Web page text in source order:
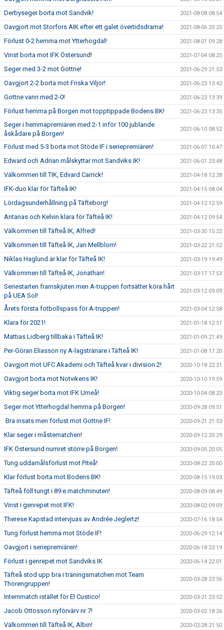
Derbyseger borta mot Sandvik! 2021-08-08 08:54
Oavgjort mot Storfors AIK efter ett galet övertidsdrama! 2021-08-06 20:25
Förlust 0-2 hemma mot Ytterhogdal! 2021-08-01 09:28
Vinst borta mot IFK Östersund! 2021-07-04 08:25
Seger med 3-2 mot Gottne! 2021-06-29 21:53
Oavgjort 2-2 borta mot Friska Viljor! 2021-06-23 13:42
Gottne vann med 2-0! 2021-06-23 13:39
Förlust hemma på Borgen mot topptippade Bodens BK! 2021-06-23 13:35
Seger i hemmapremiären med 2-1 inför 100 jublande
åskådare på Borgen!
2021-06-10 08:52
Förlust med 5-3 borta mot Stöde IF i seriepremiären! 2021-06-07 10:47
Edward och Adrian målskyttar mot Sandviks IK! 2021-06-01 23:48
Välkommen till TIK, Edvard Carrick! 2021-04-18 12:28
IFK-duo klar för Täfteå IK! 2021-04-15 08:04
Lördagsunderhållning på Täfteborg! 2021-04-12 12:59
Antanas och Kelvin klara för Täfteå IK! 2021-04-12 09:54
Välkommen till Täfteå IK, Alfred! 2021-03-30 15:22
Välkommen till Täfteå IK, Jan Mellblom! 2021-03-22 21:52
Niklas Haglund är klar för Täfteå IK! 2021-03-19 19:49
Välkommen till Täfteå IK, Jonathan! 2021-03-17 17:53
Seriestarten framskjuten men A-truppen fortsätter köra hårt
på UEA Sol!
2021-03-12 09:09
Årets första fotbollspass för A-truppen! 2021-03-04 12:58
Klara för 2021! 2021-01-18 12:51
Mattias Lidberg tillbaka i Täfteå IK! 2021-01-09 21:49
Per-Göran Eliasson ny A-lagstränare i Täfteå IK! 2021-01-08 17:20
Oavgjort mot UFC Akademi och Täfteå kvar i division 2! 2020-10-18 22:21
Oavgjort borta mot Notvikens IK! 2020-10-10 19:59
Viktig seger borta mot IFK Umeå! 2020-10-04 08:23
Seger mot Ytterhogdal hemma på Borgen! 2020-09-28 09:51
Bra insats men förlust mot Gottne IF! 2020-09-21 21:53
Klar seger i måstematchen! 2020-09-12 20:29
IFK Östersund numret större på Borgen! 2020-09-05 20:05
Tung uddamålsförlust mot Piteå! 2020-08-22 20:00
Klar förlust borta mot Bodens BK! 2020-08-15 19:03
Täfteå föll tungt i 89:e matchminuten! 2020-08-09 08:49
Vinst i genrepet mot IFK! 2020-08-02 09:09
Therese Kapstad intervjuas av Andrée Jeglertz! 2020-07-16 18:54
Tung förlust hemma mot Stöde IF! 2020-06-29 12:14
Oavgjort i seriepremiären! 2020-06-18 23:19
Förlust i genrepet mot Sandviks IK 2020-06-14 22:01
Täfteå stod upp bra i träningsmatchen mot Team
Thorengruppen!
2020-03-28 23:56
Internmatch istället för El Custico! 2020-03-21 23:52
Jacob Ottosson nyförvärv nr 7! 2020-03-02 18:26
Välkommen till Täfteå IK, Albin! 2020-02-28 21:50